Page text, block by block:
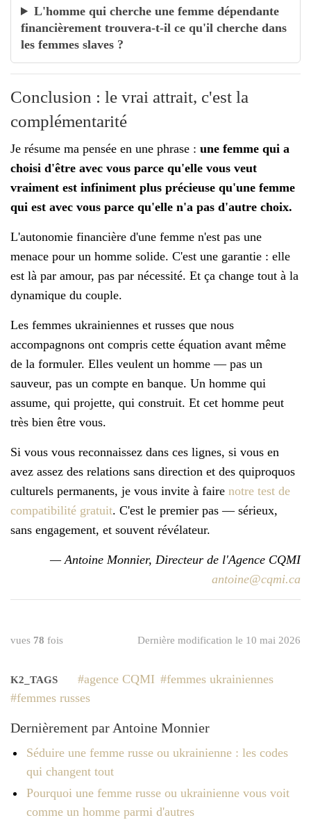
L'homme qui cherche une femme dépendante
financièrement trouvera-t-il ce qu'il cherche dans
les femmes slaves ?
Conclusion : le vrai attrait, c'est la
complémentarité
Je résume ma pensée en une phrase : une femme qui a
choisi d'être avec vous parce qu'elle vous veut
vraiment est infiniment plus précieuse qu'une femme
qui est avec vous parce qu'elle n'a pas d'autre choix.
L'autonomie financière d'une femme n'est pas une
menace pour un homme solide. C'est une garantie : elle
est là par amour, pas par nécessité. Et ça change tout à la
dynamique du couple.
Les femmes ukrainiennes et russes que nous
accompagnons ont compris cette équation avant même
de la formuler. Elles veulent un homme — pas un
sauveur, pas un compte en banque. Un homme qui
assume, qui projette, qui construit. Et cet homme peut
très bien être vous.
Si vous vous reconnaissez dans ces lignes, si vous en
avez assez des relations sans direction et des quiproquos
culturels permanents, je vous invite à faire notre test de
compatibilité gratuit. C'est le premier pas — sérieux,
sans engagement, et souvent révélateur.
— Antoine Monnier, Directeur de l'Agence CQMI
antoine@cqmi.ca
vues 78 fois Dernière modification le 10 mai 2026
K2_TAGS agence CQMI
femmes ukrainiennes
femmes russes
Dernièrement par Antoine Monnier
Séduire une femme russe ou ukrainienne : les codes
qui changent tout
Pourquoi une femme russe ou ukrainienne vous voit
comme un homme parmi d'autres